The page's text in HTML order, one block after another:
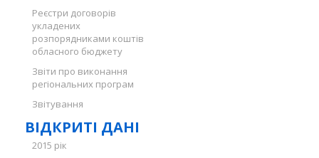
Реєстри договорів
укладених
розпорядниками коштів
обласного бюджету
Звіти про виконання
регіональних програм
Звітування
ВІДКРИТІ ДАНІ
2015 рік